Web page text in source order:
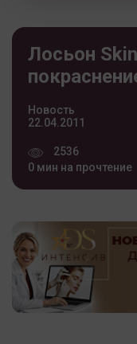
Лосьон
Новость
22.04.2011
2536
0 мин на прочтение